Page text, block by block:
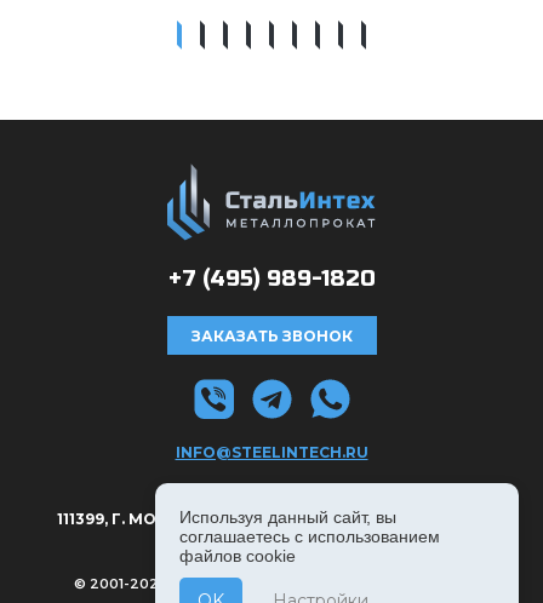
+7 (495)989-1820
ЗАКАЗАТЬ ЗВОНОК
INFO@STEELINTECH.RU
111399, Г. МОСКВА, РЯЗАНСКИЙ ПРОСПЕКТ Д. 8А, С. 1.
© 2001-2026, СТАЛЬИНТЕХ — ВСЕ ПРАВА ЗАЩИЩЕНЫ
Используя данный сайт, вы
соглашаетесь с использованием
файлов cookie